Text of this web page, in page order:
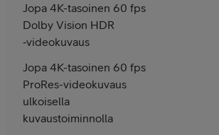
Jopa 4K-tasoinen 60 fps
Dolby Vision HDR
‑video­kuvaus
Jopa 4K-tasoinen 60 fps
ProRes-video­kuvaus
ulkoisella
kuvaus­toiminnolla